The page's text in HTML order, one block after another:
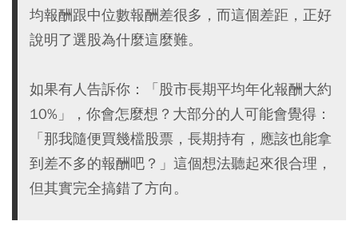
均報酬跟中位數報酬差很多，而這個差距，正好
說明了選股為什麼這麼難。
如果有人告訴你：「股市長期平均年化報酬大約
10%」，你會怎麼想？大部分的人可能會覺得：
「那我隨便買幾檔股票，長期持有，應該也能拿
到差不多的報酬吧？」這個想法聽起來很合理，
但其實完全搞錯了方向。